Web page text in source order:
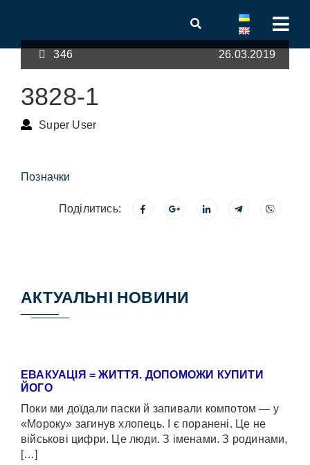
346 26.03.2019
3828-1
Super User
Позначки
Поділитись:
АКТУАЛЬНІ НОВИНИ
ЕВАКУАЦІЯ = ЖИТТЯ. ДОПОМОЖИ КУПИТИ
ЙОГО
Поки ми доїдали паски й запивали компотом — у
«Мороку» загинув хлопець. І є поранені. Це не
військові цифри. Це люди. З іменами. З родинами,
[…]